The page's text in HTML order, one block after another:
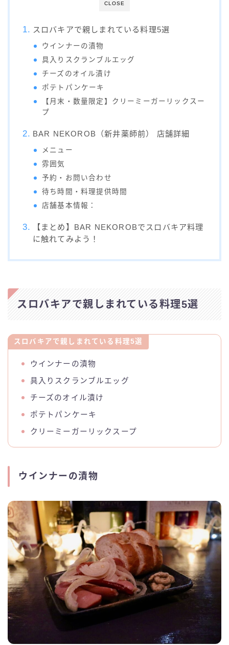
CLOSE
スロバキアで親しまれている料理5選
ウインナーの漬物
具入りスクランブルエッグ
チーズのオイル漬け
ポテトパンケーキ
【月末・数量限定】クリーミーガーリックスー
プ
BAR NEKOROB（新井薬師前） 店舗詳細
メニュー
雰囲気
予約・お問い合わせ
待ち時間・料理提供時間
店舗基本情報：
【まとめ】BAR NEKOROBでスロバキア料理
に触れてみよう！
スロバキアで親しまれている料理5選
スロバキアで親しまれている料理5選
ウインナーの漬物
具入りスクランブルエッグ
チーズのオイル漬け
ポテトパンケーキ
クリーミーガーリックスープ
ウインナーの漬物